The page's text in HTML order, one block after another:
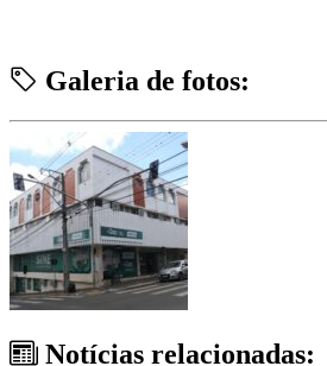
Galeria de fotos:
Notícias relacionadas: